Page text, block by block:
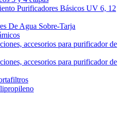
Purificadores Básicos UV 6, 12
De Agua Sobre-Tarja
accesorios para purificador de
accesorios para purificador de